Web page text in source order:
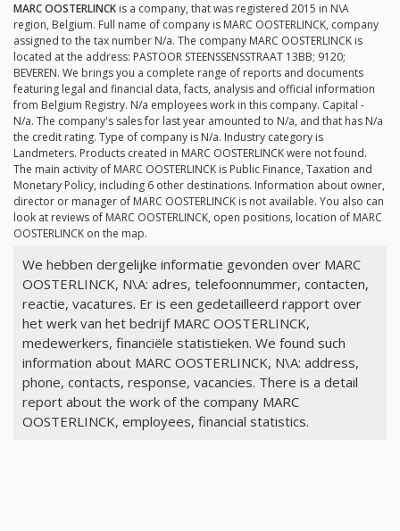
MARC OOSTERLINCK is a company, that was registered 2015 in N\A
region, Belgium. Full name of company is MARC OOSTERLINCK, company
assigned to the tax number N/a. The company MARC OOSTERLINCK is
located at the address: PASTOOR STEENSSENSSTRAAT 13BB; 9120;
BEVEREN. We brings you a complete range of reports and documents
featuring legal and financial data, facts, analysis and official information
from Belgium Registry. N/a employees work in this company. Capital -
N/a. The company's sales for last year amounted to N/a, and that has N/a
the credit rating. Type of company is N/a. Industry category is
Landmeters. Products created in MARC OOSTERLINCK were not found.
The main activity of MARC OOSTERLINCK is Public Finance, Taxation and
Monetary Policy, including 6 other destinations. Information about owner,
director or manager of MARC OOSTERLINCK is not available. You also can
look at reviews of MARC OOSTERLINCK, open positions, location of MARC
OOSTERLINCK on the map.
We hebben dergelijke informatie gevonden over MARC
OOSTERLINCK, N\A: adres, telefoonnummer, contacten,
reactie, vacatures. Er is een gedetailleerd rapport over
het werk van het bedrijf MARC OOSTERLINCK,
medewerkers, financiële statistieken. We found such
information about MARC OOSTERLINCK, N\A: address,
phone, contacts, response, vacancies. There is a detail
report about the work of the company MARC
OOSTERLINCK, employees, financial statistics.